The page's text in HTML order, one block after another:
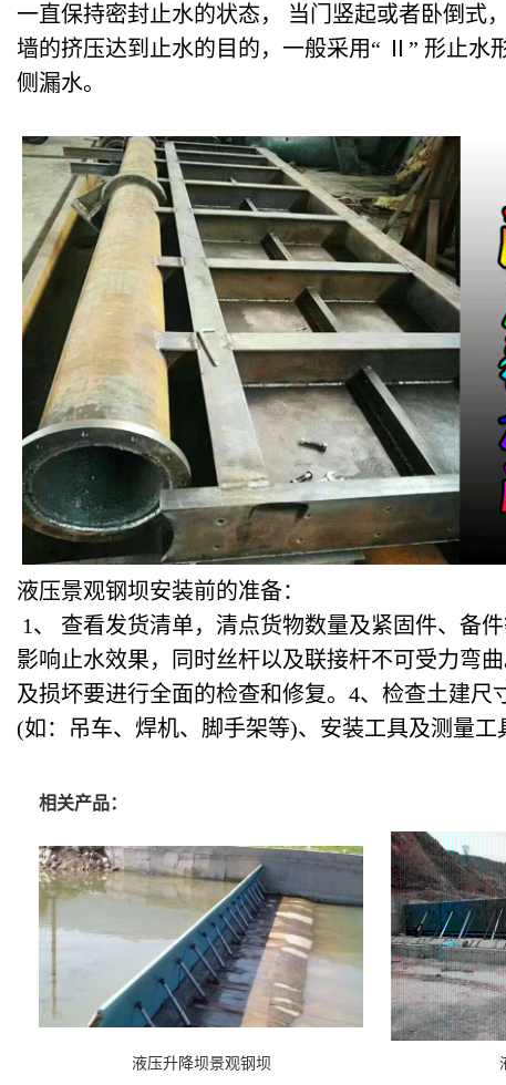
一直保持密封止水的状态， 当门竖起或者卧倒式
墙的挤压达到止水的目的，一般采用“ Ⅱ” 形止水
侧漏水。
液压景观钢坝安装前的准备：
1、 查看发货清单，清点货物数量及紧固件、备
影响止水效果，同时丝杆以及联接杆不可受力弯
及损坏要进行全面的检查和修复。4、检查土建
(如：吊车、焊机、脚手架等)、安装工具及测量工
相关产品：
液压升降坝景观钢坝